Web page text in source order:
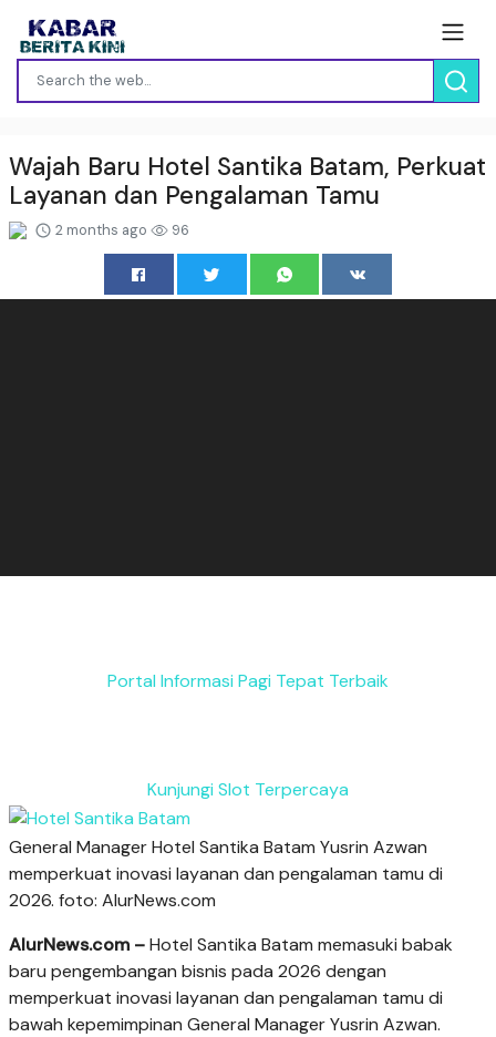
Wajah Baru Hotel Santika Batam, Perkuat
Layanan dan Pengalaman Tamu
2 months ago 96
Portal Informasi Pagi Tepat Terbaik
Kunjungi Slot Terpercaya
General Manager Hotel Santika Batam Yusrin Azwan
memperkuat inovasi layanan dan pengalaman tamu di
2026. foto: AlurNews.com
AlurNews.com –Hotel Santika Batam memasuki babak
baru pengembangan bisnis pada 2026 dengan
memperkuat inovasi layanan dan pengalaman tamu di
bawah kepemimpinan General Manager Yusrin Azwan.